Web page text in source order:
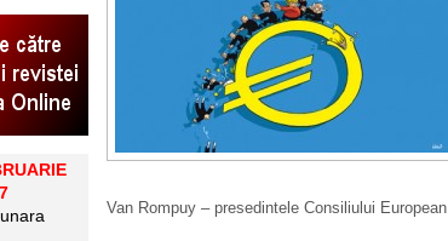
Van Rompuy – presedintele Consiliului European